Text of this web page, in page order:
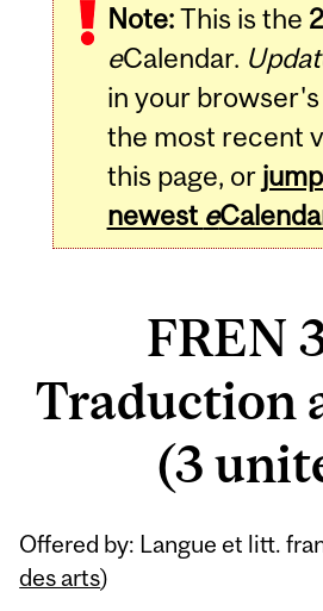
Note:This is the
eCalendar.
in your browser's
the most recent
this page, or
newest e
FREN
Traduction
(3
Offered by: Langue et litt.
des arts)
Related
Content